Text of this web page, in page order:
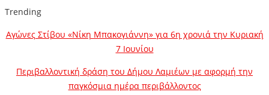
Trending
Αγώνες Στίβου «Νίκη Μπακογιάννη» για 6η χρονιά την Κυριακή
7 Ιουνίου
Περιβαλλοντική δράση του Δήμου Λαμιέων με αφορμή την
παγκόσμια ημέρα περιβάλλοντος